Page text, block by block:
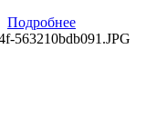
Подробнее